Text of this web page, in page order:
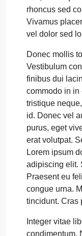
rhoncus sed
Vivamus
vel dolor sed
Donec mollis
Vestibulum
finibus dui
commodo in in
tristique
id. Donec vel
purus, eget
erat volutpat.
Lorem ipsum
adipiscing elit.
Praesent eu
congue urna.
tincidunt. Cras
Integer vitae
condimentum.